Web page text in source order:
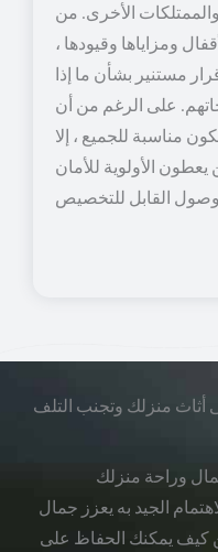
الأخرى. من
ومزاياها وقيودها ،
مستنير بشأن ما إذا
على الرغم من أن
مناسبة للجميع ، إلا
يعطون الأولوية للأمان
أثاث منزلك وتجنب التلف
وراحة منزلك
الجيد به يعزز جمال
كيف يمكنك الحفاظ على